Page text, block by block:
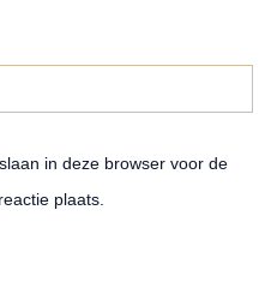
in deze browser voor de
plaats.